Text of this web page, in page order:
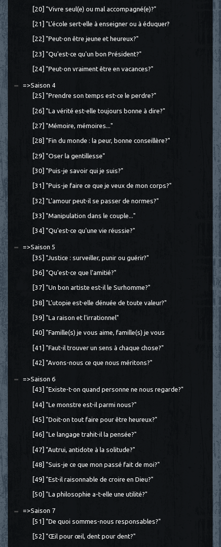
[20] "Vivre seul(e) ou mal accompagné(e)?"
[21] "L'école sert-elle à enseigner ou à éduquer?
[22] "Peut-on être jeune et heureux?"
[23] "Qu'est-ce qu'un bon Président?"
[24] "Peut-on vraiment être en vacances?"
=>Saison 4
[25] "Prendre son temps est-ce le perdre?"
[26] "La vérité est-elle toujours bonne à dire?"
[27] "Mémoire, mémoires..."
[28] "Fin du monde : la peur, bonne conseillère?"
[29] "Oser la gentillesse"
[30] "Puis-je savoir qui je suis?"
[31] "Puis-je faire ce que je veux de mon corps?"
[32] "L'amour peut-il se passer de normes?"
[33] "Manipulation dans le couple..."
[34] "Qu'est-ce qu'une vie réussie?"
=>Saison 5
[35] "Justice : surveiller, punir ou guérir?"
[36] "Qu'est-ce que l'amitié?"
[37] "Un bon artiste est-il le Surhomme?"
[38] "L’utopie est-elle dénuée de toute valeur?"
[39] "La raison et l'irrationnel"
[40] "Famille(s) je vous aime, famille(s) je vous
[41] "Faut-il trouver un sens à chaque chose?"
[42] "Avons-nous ce que nous méritons?"
=>Saison 6
[43] "Existe-t-on quand personne ne nous regarde?"
[44] "Le monstre est-il parmi nous?"
[45] "Doit-on tout faire pour être heureux?"
[46] "Le langage trahit-il la pensée?"
[47] "Autrui, antidote à la solitude?"
[48] "Suis-je ce que mon passé fait de moi?"
[49] "Est-il raisonnable de croire en Dieu?"
[50] "La philosophie a-t-elle une utilité?"
=>Saison 7
[51] "De quoi sommes-nous responsables?"
[52] "Œil pour œil, dent pour dent?"